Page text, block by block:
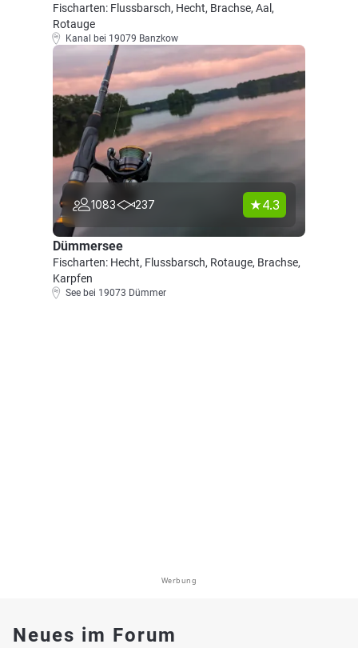
Fischarten: Flussbarsch, Hecht, Brachse, Aal,
Rotauge
Kanal bei 19079 Banzkow
1083 237 4.3
Dümmersee
Fischarten: Hecht, Flussbarsch, Rotauge, Brachse,
Karpfen
See bei 19073 Dümmer
Werbung
Neues im Forum